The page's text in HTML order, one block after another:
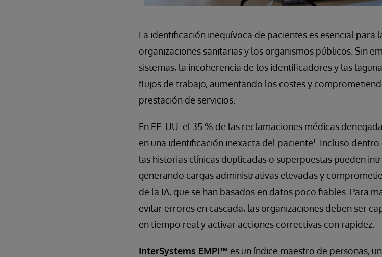
La identificación inequívoca de pacientes es esencial para
organizaciones sanitarias y los organismos públicos. Sin
sistemas, la incoherencia de los identificadores y las
flujos de trabajo, aumentando los costes y
prestación de servicios.
En EE. UU. el 35 % de las reclamaciones médicas
en una identificación inexacta del paciente¹. Incluso
las historias clínicas duplicadas o superpuestas pueden
generando cargas administrativas elevadas y
de la IA, que se han basados en datos poco fiables. Para
evitar errores en cascada, las organizaciones deben ser
en tiempo real y activar acciones correctivas con rapidez.
InterSystems EMPI™ es un índice maestro de personas,